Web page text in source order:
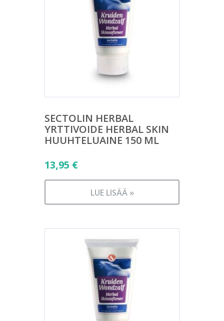
SECTOLIN HERBAL
YRTTIVOIDE HERBAL SKIN
HUUHTELUAINE 150 ML
13,95 €
LUE LISÄÄ »